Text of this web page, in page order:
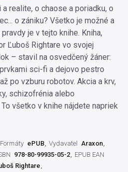
realite, o chaose a poriadku, o
o zániku? Všetko je možné a
je v tejto knihe. Kniha,
Ľuboš Rightare vo svojej
– stavil na osvedčený žáner:
sci-fi a dejovo pestro
po vzburu robotov. Akcia a krv,
schizofrénia alebo
všetko v knihe nájdete napriek
Formáty ePUB Vydavatel
Araxon
978-80-99935-05-2
EPUB EAN
Rightare